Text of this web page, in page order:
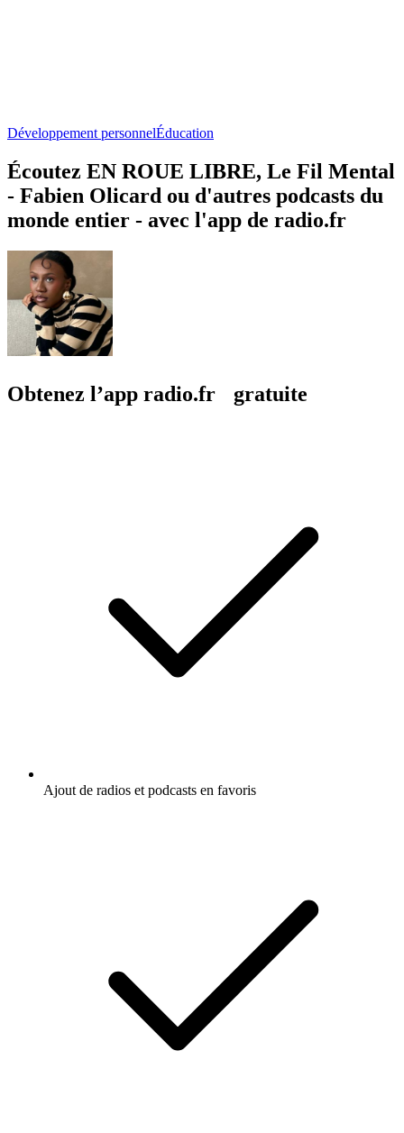
Développement personnelÉducation
Écoutez EN ROUE LIBRE, Le Fil Mental
- Fabien Olicard ou d'autres podcasts du
monde entier - avec l'app de radio.fr
Obtenez l’app radio.fr gratuite
Ajout de radios et podcasts en favoris